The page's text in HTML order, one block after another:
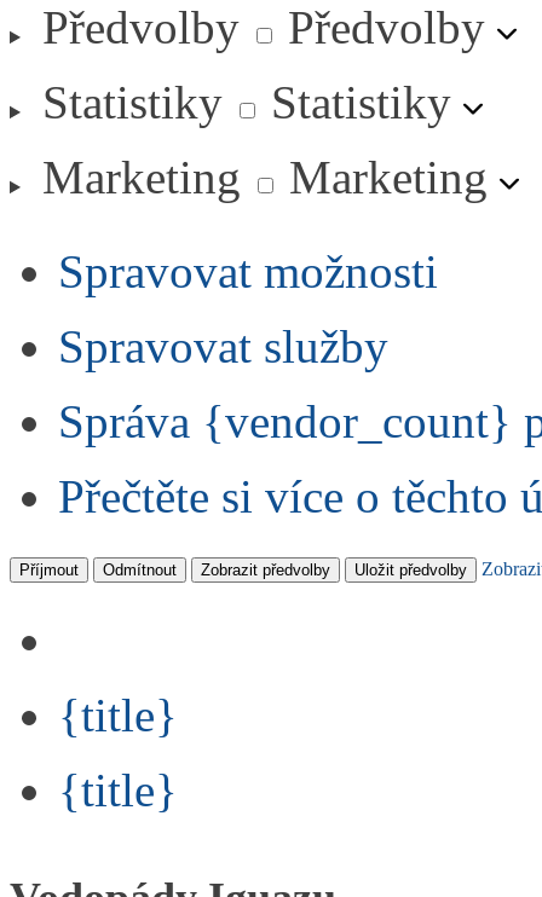
Předvolby
Předvolby
Statistiky
Statistiky
Marketing
Marketing
Spravovat možnosti
Spravovat služby
Správa {vendor_count}
Přečtěte si více o těchto
Příjmout Odmítnout Zobrazit předvolby Uložit předvolby
{title}
{title}